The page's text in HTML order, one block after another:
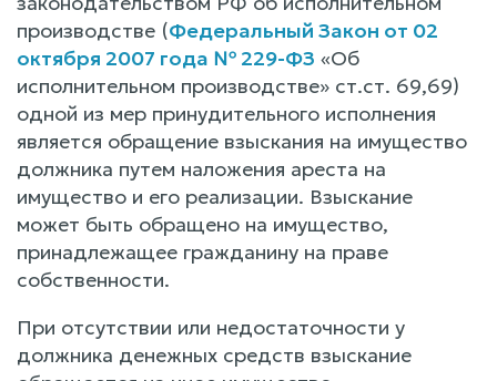
производстве (Федеральный Закон от 02
октября 2007 года № 229-ФЗ «Об
исполнительном производстве» ст.ст. 69,69)
одной из мер принудительного исполнения
является обращение взыскания на имущество
должника путем наложения ареста на
имущество и его реализации. Взыскание
может быть обращено на имущество,
принадлежащее гражданину на праве
собственности.
При отсутствии или недостаточности у
должника денежных средств взыскание